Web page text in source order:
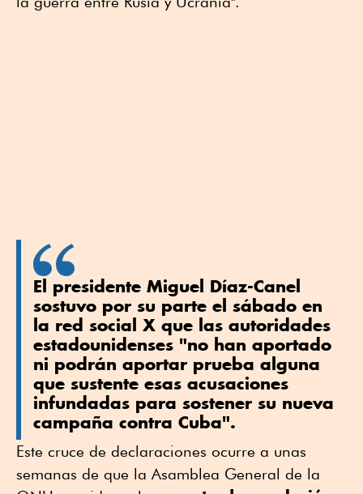
El presidente Miguel Díaz-Canel
sostuvo por su parte el sábado en
la red social X que las autoridades
estadounidenses "no han aportado
ni podrán aportar prueba alguna
que sustente esas acusaciones
infundadas para sostener su nueva
campaña contra Cuba".
Este cruce de declaraciones ocurre a unas
semanas de que la Asamblea General de la